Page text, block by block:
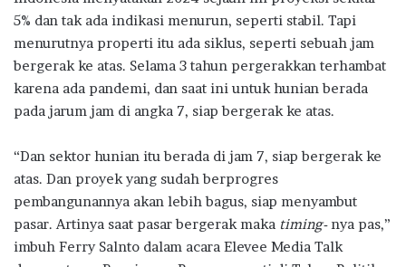
5% dan tak ada indikasi menurun, seperti stabil. Tapi
menurutnya properti itu ada siklus, seperti sebuah jam
bergerak ke atas. Selama 3 tahun pergerakkan terhambat
karena ada pandemi, dan saat ini untuk hunian berada
pada jarum jam di angka 7, siap bergerak ke atas.
“Dan sektor hunian itu berada di jam 7, siap bergerak ke
atas. Dan proyek yang sudah berprogres
pembangunannya akan lebih bagus, siap menyambut
pasar. Artinya saat pasar bergerak maka timing-nya pas,”
imbuh Ferry Salnto dalam acara Elevee Media Talk